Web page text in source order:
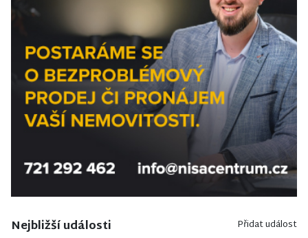
Nejbližší události Přidat událost